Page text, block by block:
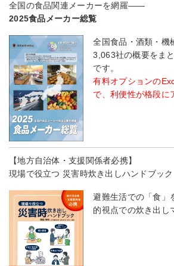
全国の食品関連メーカーを網羅――
2025食品メーカー総覧
全国食品・酒類・機
3,063社の概要をま
です。
有料オプションの
で、利便性が格段に
【地方自治体・支援関係者必携】
現場で役立つ 災害時炊き出しハンドブック
避難生活での「食」
的視点での炊き出し